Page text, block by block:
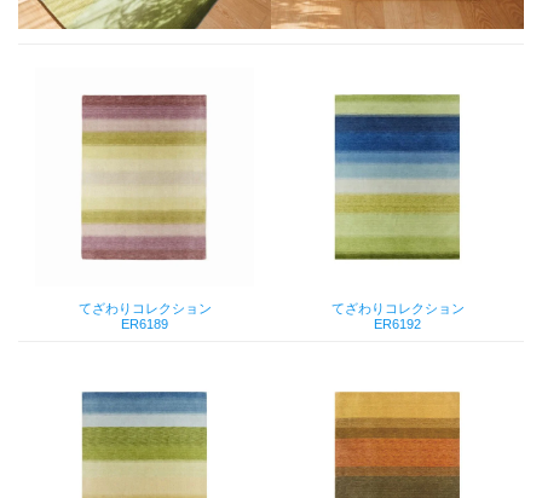
てざわりコレクション
ER6189
てざわりコレクション
ER6192